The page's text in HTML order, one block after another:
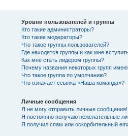
Уровни пользователей и группы
Кто такие администраторы?
Кто такие модераторы?
Что такое группы пользователей?
Где находятся группы и как мне
Как мне стать лидером группы?
Почему названия некоторых групп
Что такое группа по умолчанию?
Что означает ссылка «Наша команда»?
Личные сообщения
Я не могу отправить личные сообщения!
Я постоянно получаю нежелательные
Я получил спам или оскорбительный